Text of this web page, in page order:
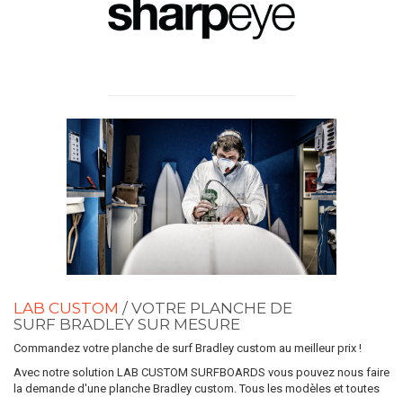
LAB CUSTOM / VOTRE PLANCHE DE
SURF BRADLEY SUR MESURE
Commandez votre planche de surf Bradley custom au meilleur prix !
Avec notre solution LAB CUSTOM SURFBOARDS vous pouvez nous faire
la demande d'une planche Bradley custom. Tous les modèles et toutes